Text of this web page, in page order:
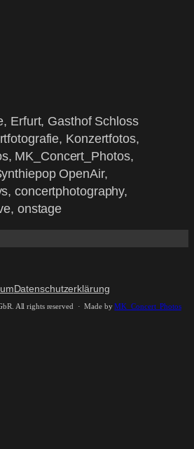
Erfurt, Gasthof Schloss
Konzertfotos,
MK_Concert_Photos,
OpenAir,
concertphotography,
onstage
Datenschutzerklärung
All rights reserved · Made byMK_Concert_Photos